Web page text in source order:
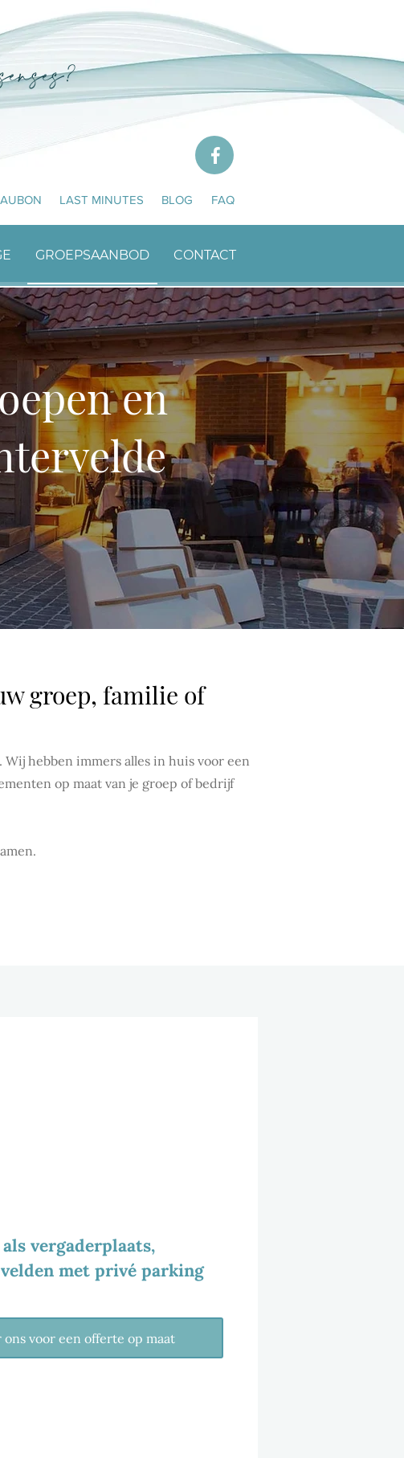
LAST MINUTES BLOG FAQ
GROEPSAANBOD CONTACT
en
groep, familie of
hebben immers alles in huis voor een
op maat van je groep of bedrijf
vergaderplaats,
met privé parking
voor een offerte op maat